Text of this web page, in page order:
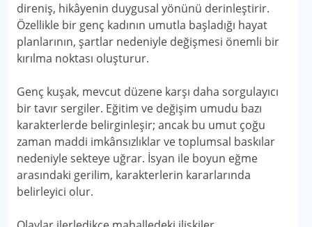
direniş, hikâyenin duygusal yönünü derinleştirir.
Özellikle bir genç kadının umutla başladığı hayat
planlarının, şartlar nedeniyle değişmesi önemli bir
kırılma noktası oluşturur.
Genç kuşak, mevcut düzene karşı daha sorgulayıcı
bir tavır sergiler. Eğitim ve değişim umudu bazı
karakterlerde belirginleşir; ancak bu umut çoğu
zaman maddi imkânsızlıklar ve toplumsal baskılar
nedeniyle sekteye uğrar. İsyan ile boyun eğme
arasındaki gerilim, karakterlerin kararlarında
belirleyici olur.